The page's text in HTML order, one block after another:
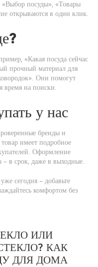
«Выбор посуды», «Товары
открываются в один клик.
«Какая посуда сейчас
прочный материал для
Они помогут
время на поиски.
у нас
бренды и
имеет подробное
Оформление
– в срок, даже в выходные.
сегодня – добавьте
комфортом без
ИЛИ
КАК
ДЛЯ ДОМА